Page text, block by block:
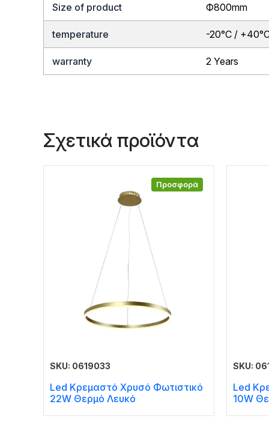
Size of product Ф800mm
temperature -20°C /
warranty 2 Years
Σχετικά προϊόντα
Προσφορά
SKU: 0619033
Led Κρεμαστό Χρυσό Φωτιστικό
22W Θερμό Λευκό
SKU:
Led
10W